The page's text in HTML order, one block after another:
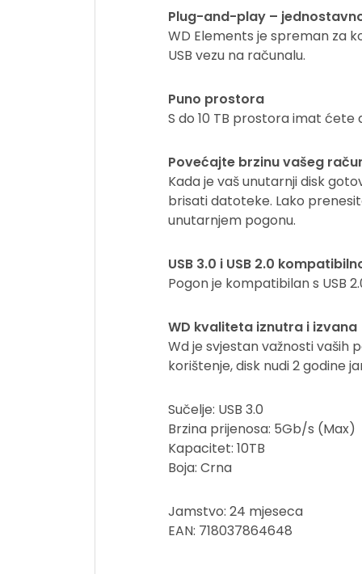
Plug-and-play –
WD Elements je spreman za
USB vezu na računalu.
Puno prostora
S do 10 TB prostora imat
Povećajte brzinu vašeg
Kada je vaš unutarnji disk
brisati datoteke. Lako
unutarnjem pogonu.
USB 3.0 i USB 2.0
Pogon je kompatibilan s USB
WD kvaliteta iznutra i izvana
Wd je svjestan važnosti vaših
korištenje, disk nudi 2 godine
Sučelje: USB 3.0
Brzina prijenosa: 5Gb/s (Max)
Kapacitet: 10TB
Boja: Crna
Jamstvo: 24 mjeseca
EAN: 718037864648